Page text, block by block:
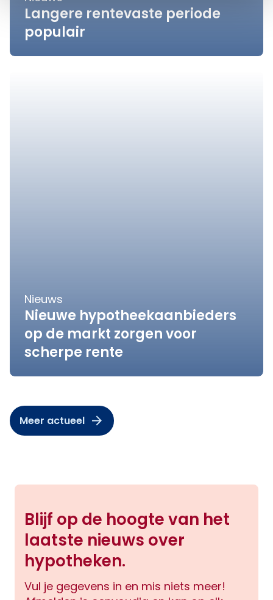
Langere rentevaste periode
populair
Nieuws
Nieuwe hypotheekaanbieders
op de markt zorgen voor
scherpe rente
Meer actueel
Blijf op de hoogte van het
laatste nieuws over
hypotheken.
Vul je gegevens in en mis niets meer!